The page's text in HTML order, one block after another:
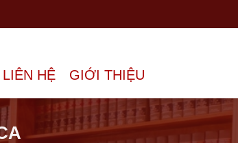
LIÊN HỆ GIỚI THIỆU